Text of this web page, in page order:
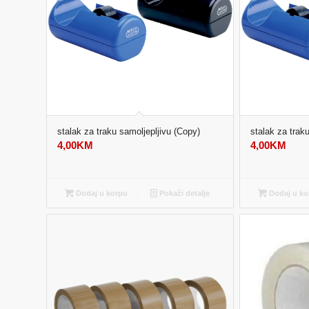
stalak za traku samoljepljivu (Copy)
4,00KM
Dodaj u korpu Pokaži detalje
stalak za
4,00KM
Dodaj u